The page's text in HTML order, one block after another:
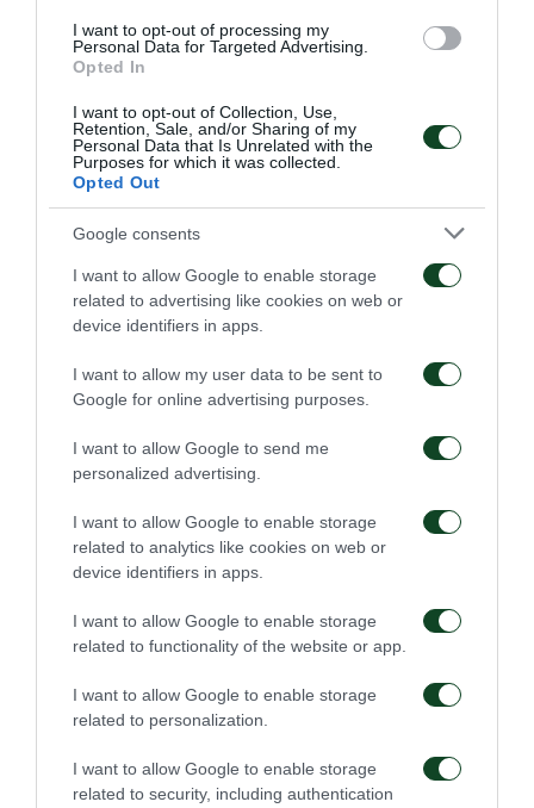
I want to opt-out of processing my
Personal Data for Targeted Advertising.
Opted In
I want to opt-out of Collection, Use,
Retention, Sale, and/or Sharing of my
Personal Data that Is Unrelated with the
Purposes for which it was collected.
Opted Out
Google consents
I want to allow Google to enable storage
related to advertising like cookies on web or
device identifiers in apps.
I want to allow my user data to be sent to
Google for online advertising purposes.
I want to allow Google to send me
personalized advertising.
I want to allow Google to enable storage
related to analytics like cookies on web or
device identifiers in apps.
I want to allow Google to enable storage
related to functionality of the website or app.
I want to allow Google to enable storage
related to personalization.
I want to allow Google to enable storage
related to security, including authentication
ΑΚΑΔΗΜΙΑ